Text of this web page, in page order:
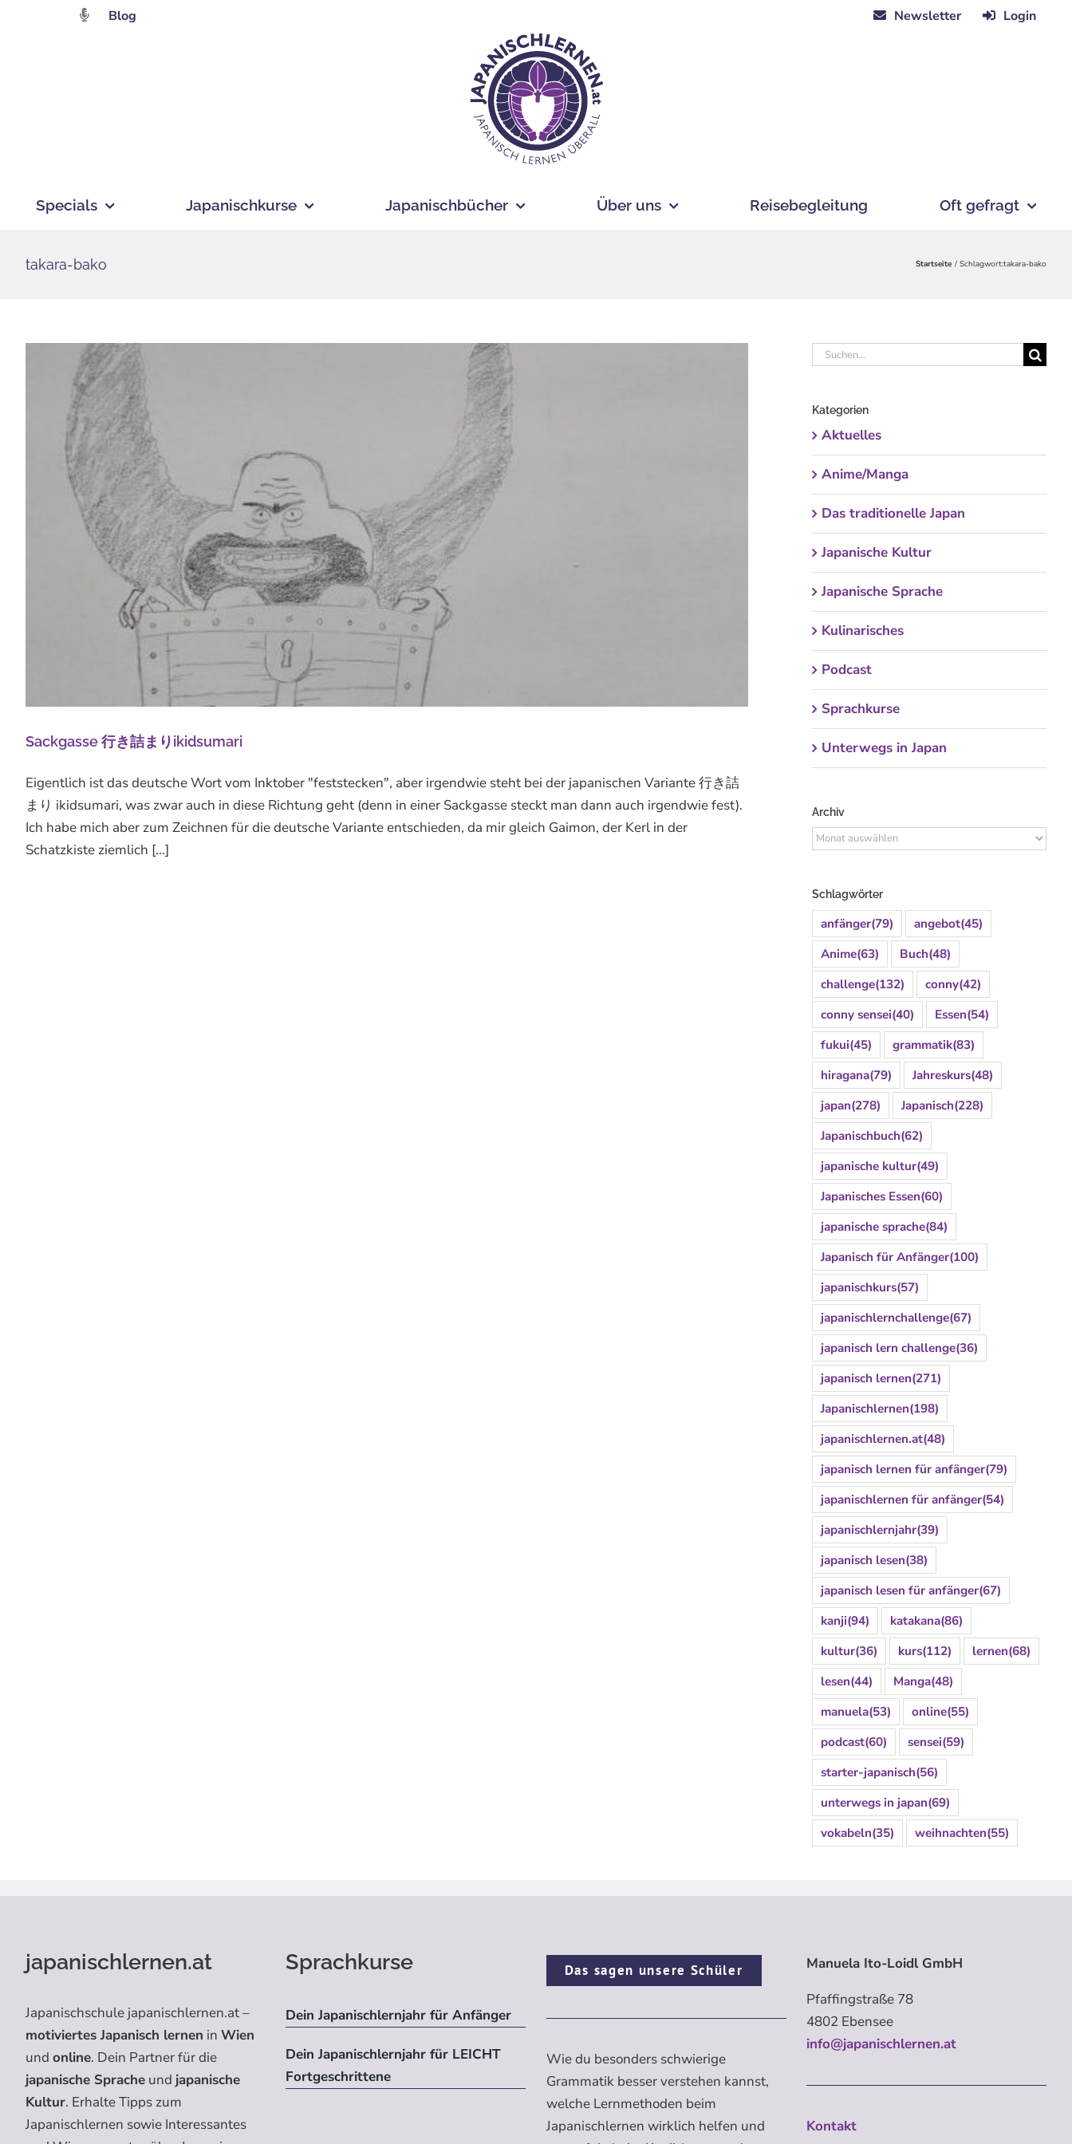
Blog Newsletter Login
Specials Japanischkurse Japanischbücher Über uns Reisebegleitung Oft gefragt
takara-bako Startseite Schlagwort:takara-bako
Sackgasse 行き詰まりikidsumari
Eigentlich ist das deutsche Wort vom Inktober "feststecken", aber irgendwie steht bei der japanischen Variante 行き詰
まり ikidsumari, was zwar auch in diese Richtung geht (denn in einer Sackgasse steckt man dann auch irgendwie fest).
Ich habe mich aber zum Zeichnen für die deutsche Variante entschieden, da mir gleich Gaimon, der Kerl in der
Schatzkiste ziemlich [...]
Suche
Kategorien
Aktuelles
Anime/Manga
Das traditionelle Japan
Japanische Kultur
Japanische Sprache
Kulinarisches
Podcast
Sprachkurse
Unterwegs in Japan
Archiv
Archiv
Schlagwörter
anfänger(79) angebot(45)
Anime(63) Buch(48)
challenge(132) conny(42)
conny sensei(40) Essen(54)
fukui(45) grammatik(83)
hiragana(79) Jahreskurs(48)
japan(278) Japanisch(228)
Japanischbuch(62)
japanische kultur(49)
Japanisches Essen(60)
japanische sprache(84)
Japanisch für Anfänger(100)
japanischkurs(57)
japanischlernchallenge(67)
japanisch lern challenge(36)
japanisch lernen(271)
Japanischlernen(198)
japanischlernen.at(48)
japanisch lernen für anfänger(79)
japanischlernen für anfänger(54)
japanischlernjahr(39)
japanisch lesen(38)
japanisch lesen für anfänger(67)
kanji(94) katakana(86)
kultur(36) kurs(112) lernen(68)
lesen(44) Manga(48)
manuela(53) online(55)
podcast(60) sensei(59)
starter-japanisch(56)
unterwegs in japan(69)
vokabeln(35) weihnachten(55)
japanischlernen.at
Japanischschule japanischlernen.at –
motiviertes Japanisch lernen in Wien
und online. Dein Partner für die
japanische Spracheund japanische
Kultur. Erhalte Tipps zum
Japanischlernen sowie Interessantes
Sprachkurse
Dein Japanischlernjahr für Anfänger
Dein Japanischlernjahr für LEICHT
Fortgeschrittene
Das sagen unsere Schüler
Wie du besonders schwierige
Grammatik besser verstehen kannst,
welche Lernmethoden beim
Japanischlernen wirklich helfen und
Manuela Ito-Loidl GmbH
Pfaffingstraße 78
4802 Ebensee
info@japanischlernen.at
Kontakt